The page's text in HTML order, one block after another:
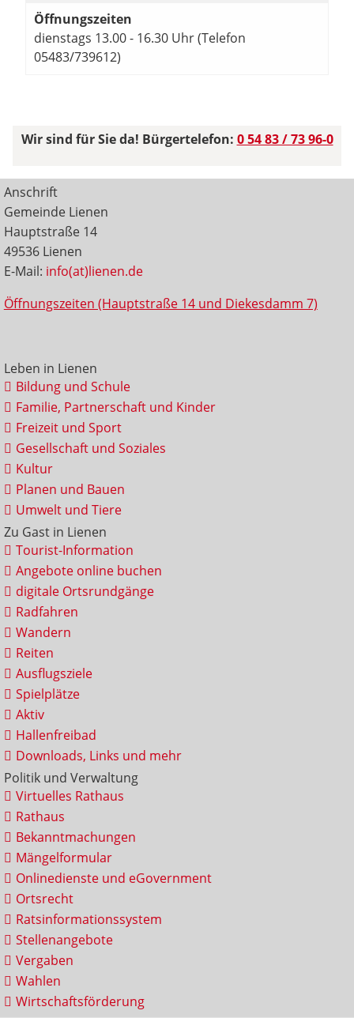
Öffnungszeiten
dienstags 13.00 - 16.30 Uhr (Telefon
05483/739612)
Wir sind für Sie da! Bürgertelefon: 0 54 83 / 73 96-0
Anschrift
Gemeinde Lienen
Hauptstraße 14
49536 Lienen
E-Mail: info(at)lienen.de
Öffnungszeiten (Hauptstraße 14 und Diekesdamm 7)
Leben in Lienen
Bildung und Schule
Familie, Partnerschaft und Kinder
Freizeit und Sport
Gesellschaft und Soziales
Kultur
Planen und Bauen
Umwelt und Tiere
Zu Gast in Lienen
Tourist-Information
Angebote online buchen
digitale Ortsrundgänge
Radfahren
Wandern
Reiten
Ausflugsziele
Spielplätze
Aktiv
Hallenfreibad
Downloads, Links und mehr
Politik und Verwaltung
Virtuelles Rathaus
Rathaus
Bekanntmachungen
Mängelformular
Onlinedienste und eGovernment
Ortsrecht
Ratsinformationssystem
Stellenangebote
Vergaben
Wahlen
Wirtschaftsförderung